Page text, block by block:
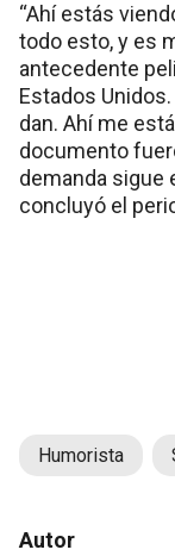
“Ahí estás
todo esto, y es
antecedente
Estados
dan. Ahí me
documento
demanda sigue
concluyó el
Humorista
Autor